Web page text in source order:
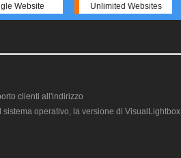
Website Unlimited Websites
clienti all'indirizzo
operativo, la versione di VisualLightbox